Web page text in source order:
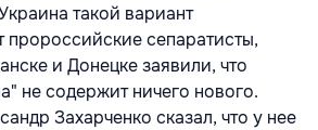
такой вариант
пророссийские сепаратисты,
и Донецке заявили, что
не содержит ничего нового.
Захарченко сказал, что у нее